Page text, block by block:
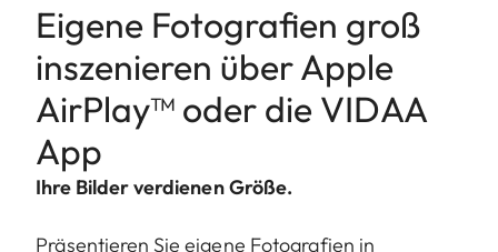
Eigene Fotografien groß
inszenieren über Apple
AirPlay™ oder die VIDAA
App
Ihre Bilder verdienen Größe.
Präsentieren Sie eigene Fotografien in